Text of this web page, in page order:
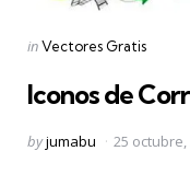
Categories
Posted
inVectores Gratis
Iconos de
Posted
byjumabu 25 octubre,